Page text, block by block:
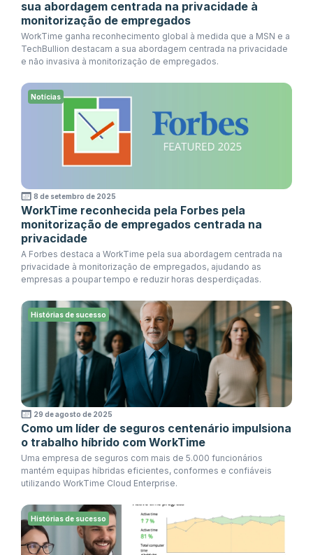
sua abordagem centrada na privacidade à
monitorização de empregados
WorkTime ganha reconhecimento global à medida que a MSN e a
TechBullion destacam a sua abordagem centrada na privacidade
e não invasiva à monitorização de empregados.
8 de setembro de 2025
WorkTime reconhecida pela Forbes pela
monitorização de empregados centrada na
privacidade
A Forbes destaca a WorkTime pela sua abordagem centrada na
privacidade à monitorização de empregados, ajudando as
empresas a poupar tempo e reduzir horas desperdiçadas.
Notícias
29 de agosto de 2025
Como um líder de seguros centenário impulsiona
o trabalho híbrido com WorkTime
Uma empresa de seguros com mais de 5.000 funcionários
mantém equipas híbridas eficientes, conformes e confiáveis
utilizando WorkTime Cloud Enterprise.
Histórias de sucesso
Histórias de sucesso